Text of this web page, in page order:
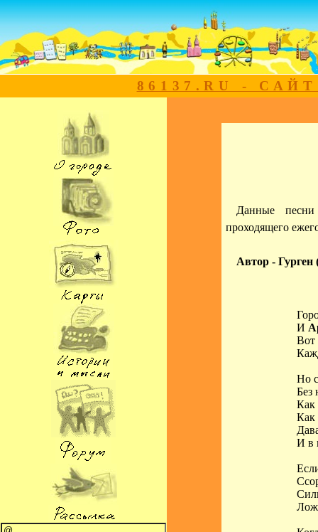
86137.RU -
Данные
проходящего
Автор -
И
Вот
Но
Без
Как
Как
И в